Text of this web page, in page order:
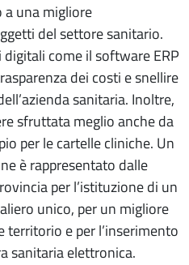
una migliore
del settore sanitario.
come il software ERP
dei costi e snellire
sanitaria. Inoltre,
sfruttata meglio anche da
per le cartelle cliniche. Un
è rappresentato dalle
per l’istituzione di un
unico, per un migliore
territorio e per l’inserimento
sanitaria elettronica.